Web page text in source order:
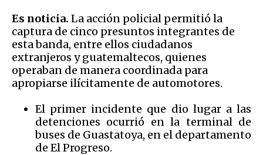
Es noticia. La acción policial permitió la
captura de cinco presuntos integrantes de
esta banda, entre ellos ciudadanos
extranjeros y guatemaltecos, quienes
operaban de manera coordinada para
apropiarse ilícitamente de automotores.
El primer incidente que dio lugar a las
detenciones ocurrió en la terminal de
buses de Guastatoya, en el departamento
de El Progreso.